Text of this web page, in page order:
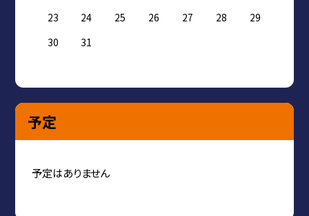
23
24 25 26 27 28
29
30
31
予定
予定はありません